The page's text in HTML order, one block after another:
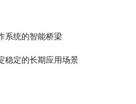
系统的智能桥梁
稳定的长期应用场景